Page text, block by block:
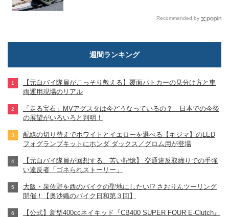
Recommended by
週間ランキング
【元白バイ隊員がこっそり教える】覆面パトカーの見分け方と車
両運用現場のリアル
「走る宝石」MVアグスタは今どうなっているの？ 日本での今後
の展望がいろいろと判明！
配線の切り替えでホワイトとイエローを選べる【キジマ】のLED
フォグランプキットにホンダ ダックス／グロム用が登場
【元白バイ隊員が回想する、苦い記憶】 交通違反取締りでの手強
い違反者「ゴネられストーリー」
大阪・泉佐野を西のバイクの聖地にしたい!? さおりんツーリング
開催！【奥沙織のバイク日和第３回】
【公式】新型400ccネイキッド『CB400 SUPER FOUR E-Clutch』